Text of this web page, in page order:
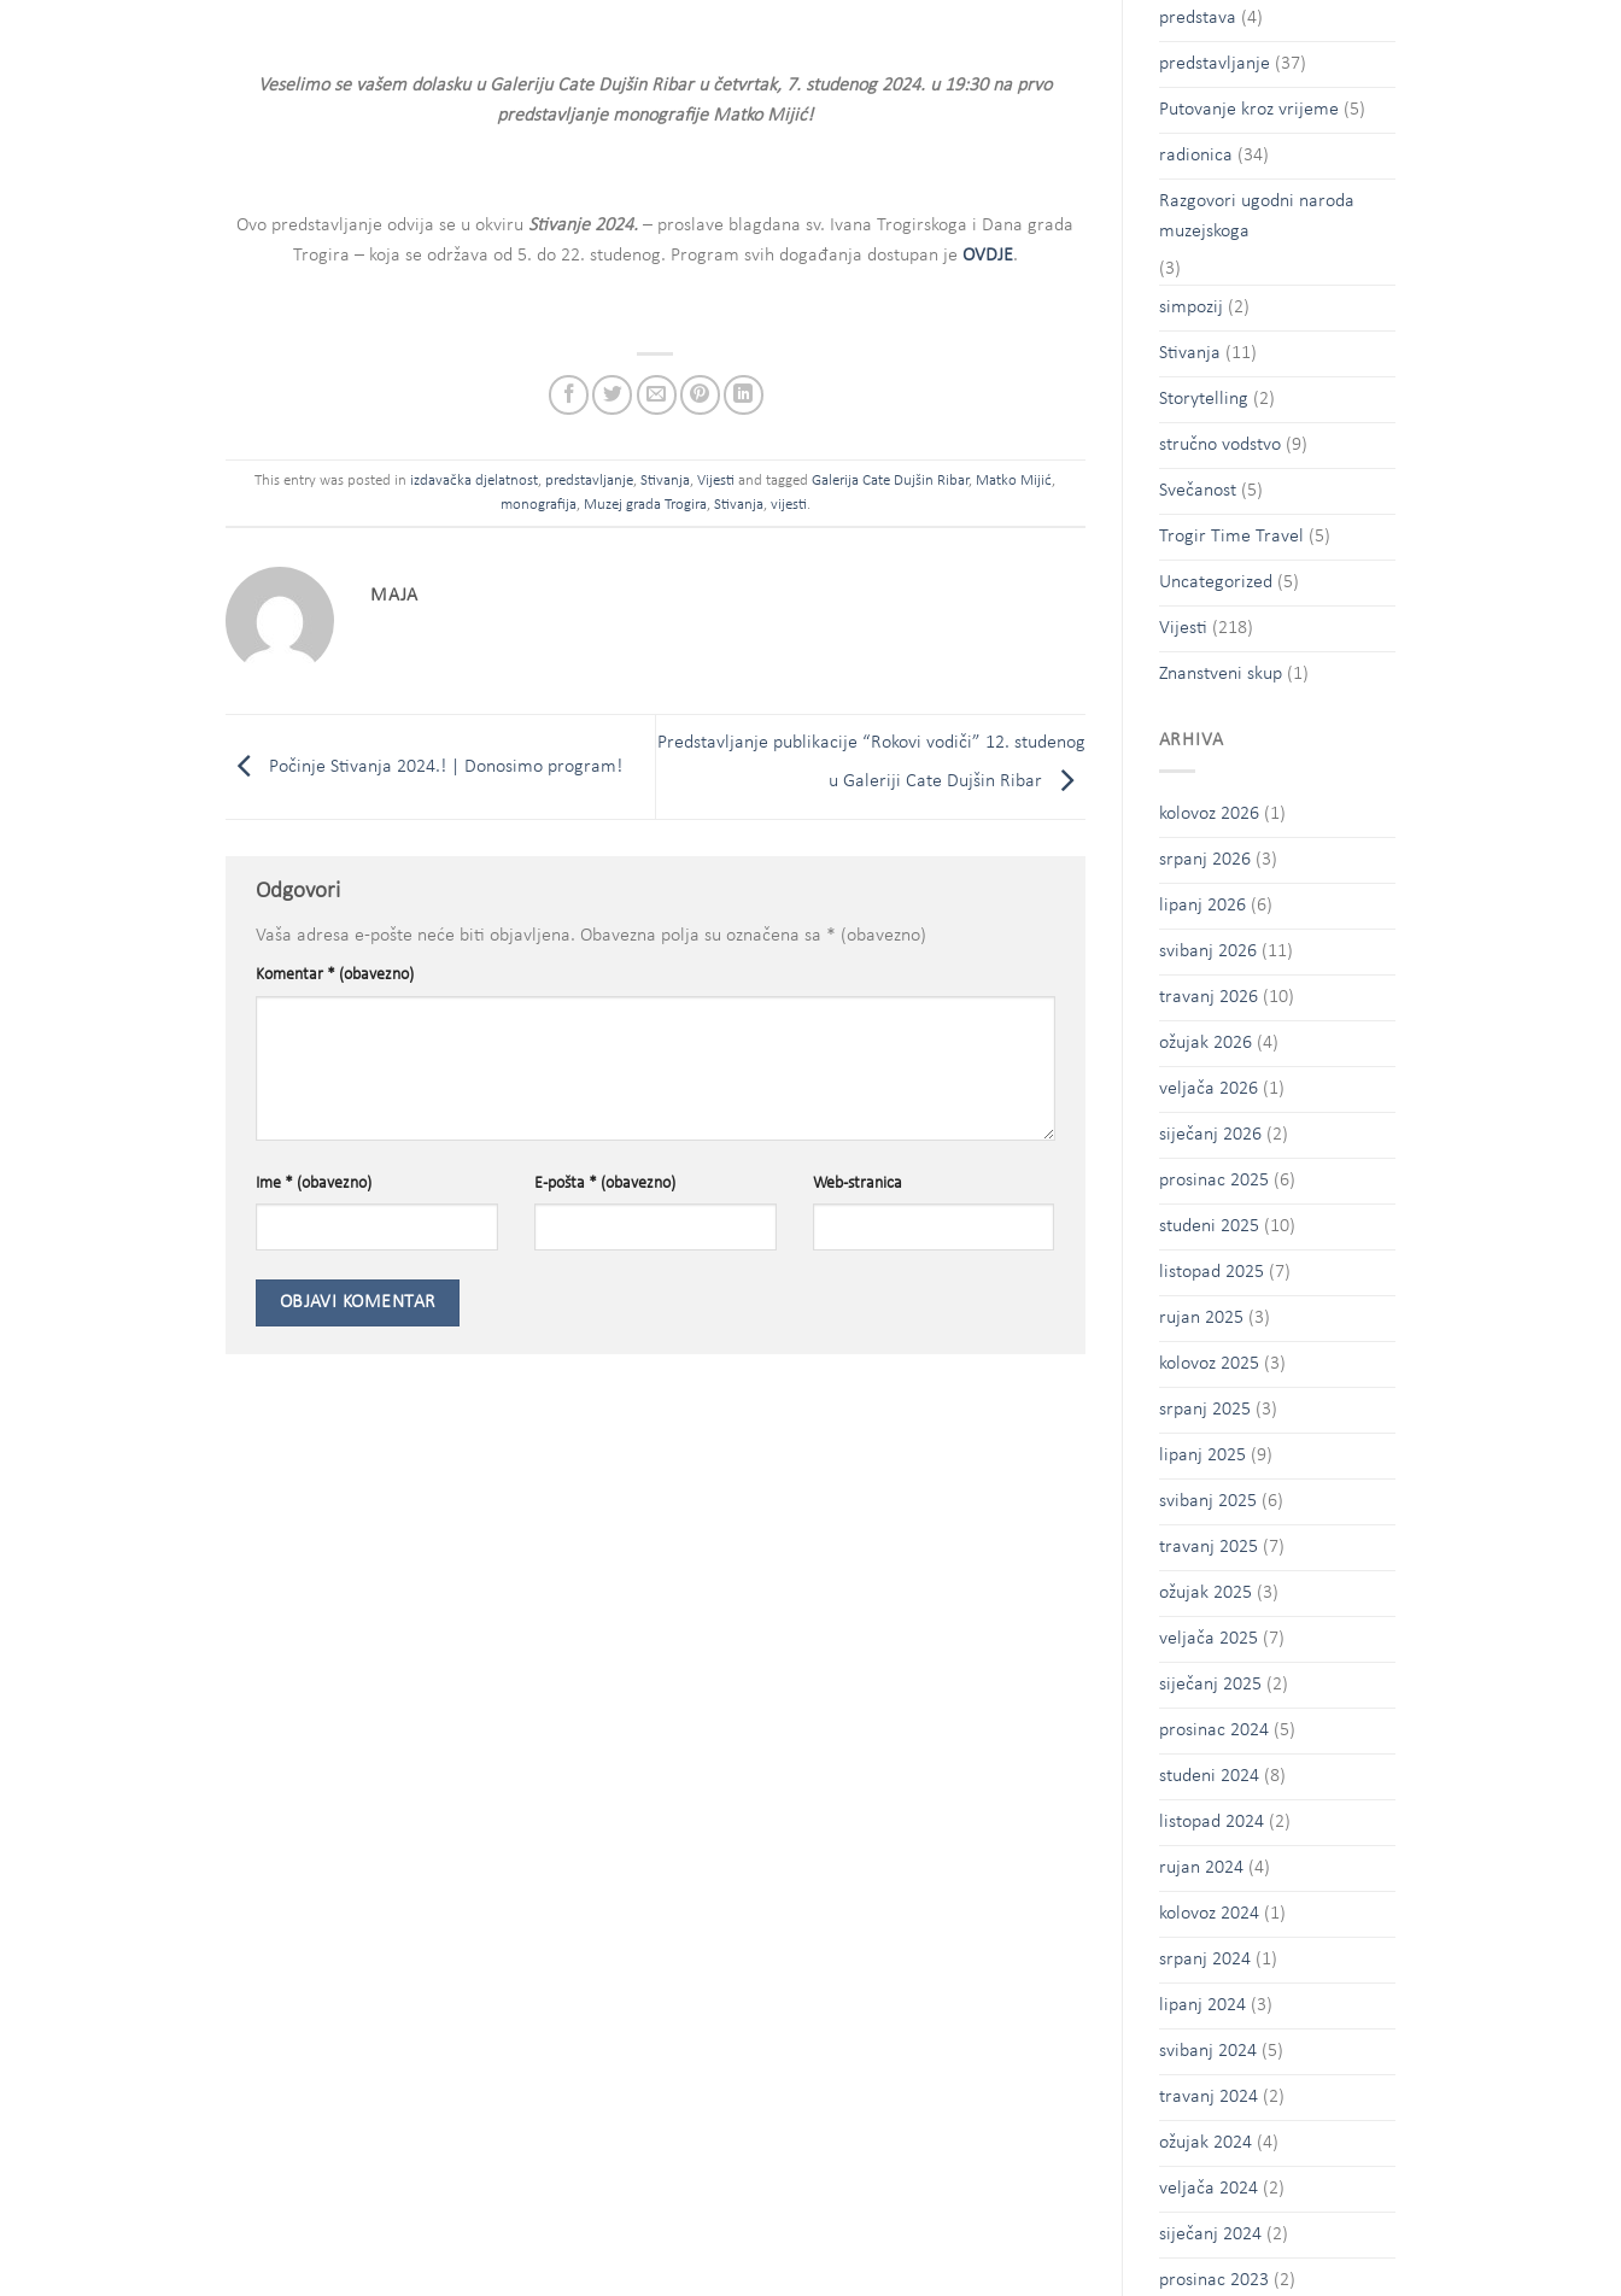
Veselimo se vašem dolasku u Galeriju Cate Dujšin Ribar u četvrtak, 7. studenog 2024. u 19:30 na prvo
predstavljanje monografije Matko Mijić!
Ovo predstavljanje odvija se u okviru Stivanje 2024. – proslave blagdana sv. Ivana Trogirskoga i Dana grada
Trogira – koja se održava od 5. do 22. studenog. Program svih događanja dostupan je OVDJE.
This entry was posted in izdavačka djelatnost, predstavljanje,Stivanja,Vijesti and taggedGalerija Cate Dujšin Ribar, Matko Mijić,
monografija, Muzej grada Trogira, Stivanja, vijesti.
MAJA
Počinje Stivanja 2024.! | Donosimo program!
Predstavljanje publikacije “Rokovi vodiči” 12. studenog
u Galeriji Cate Dujšin Ribar
Odgovori
Vaša adresa e-pošte neće biti objavljena. Obavezna polja su označena sa * (obavezno)
Komentar * (obavezno)
Ime * (obavezno) E-pošta * (obavezno) Web-stranica
predstava (4)
predstavljanje (37)
Putovanje kroz vrijeme (5)
radionica (34)
Razgovori ugodni naroda
muzejskoga
(3)
simpozij (2)
Stivanja (11)
Storytelling (2)
stručno vodstvo(9)
Svečanost(5)
Trogir Time Travel (5)
Uncategorized (5)
Vijesti (218)
Znanstveni skup(1)
ARHIVA
kolovoz 2026(1)
srpanj 2026(3)
lipanj 2026(6)
svibanj 2026(11)
travanj 2026(10)
ožujak 2026(4)
veljača 2026(1)
siječanj 2026(2)
prosinac 2025 (6)
studeni 2025 (10)
listopad 2025 (7)
rujan 2025 (3)
kolovoz 2025 (3)
srpanj 2025 (3)
lipanj 2025 (9)
svibanj 2025 (6)
travanj 2025 (7)
ožujak 2025 (3)
veljača 2025 (7)
siječanj 2025 (2)
prosinac 2024(5)
studeni 2024(8)
listopad 2024(2)
rujan 2024(4)
kolovoz 2024(1)
srpanj 2024(1)
lipanj 2024(3)
svibanj 2024(5)
travanj 2024(2)
ožujak 2024(4)
veljača 2024(2)
siječanj 2024(2)
prosinac 2023 (2)